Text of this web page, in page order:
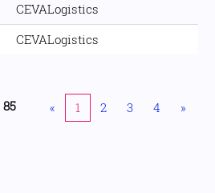
CEVALogistics
CEVALogistics
85 « 1 2 3 4 »